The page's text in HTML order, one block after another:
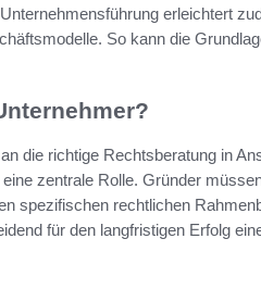
erleichtert
So kann die
die richtige Rechtsberatung in
eine zentrale Rolle. Gründer
spezifischen rechtlichen
für den langfristigen Erfolg